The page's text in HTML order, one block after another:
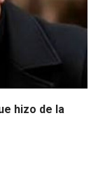
hizo de la